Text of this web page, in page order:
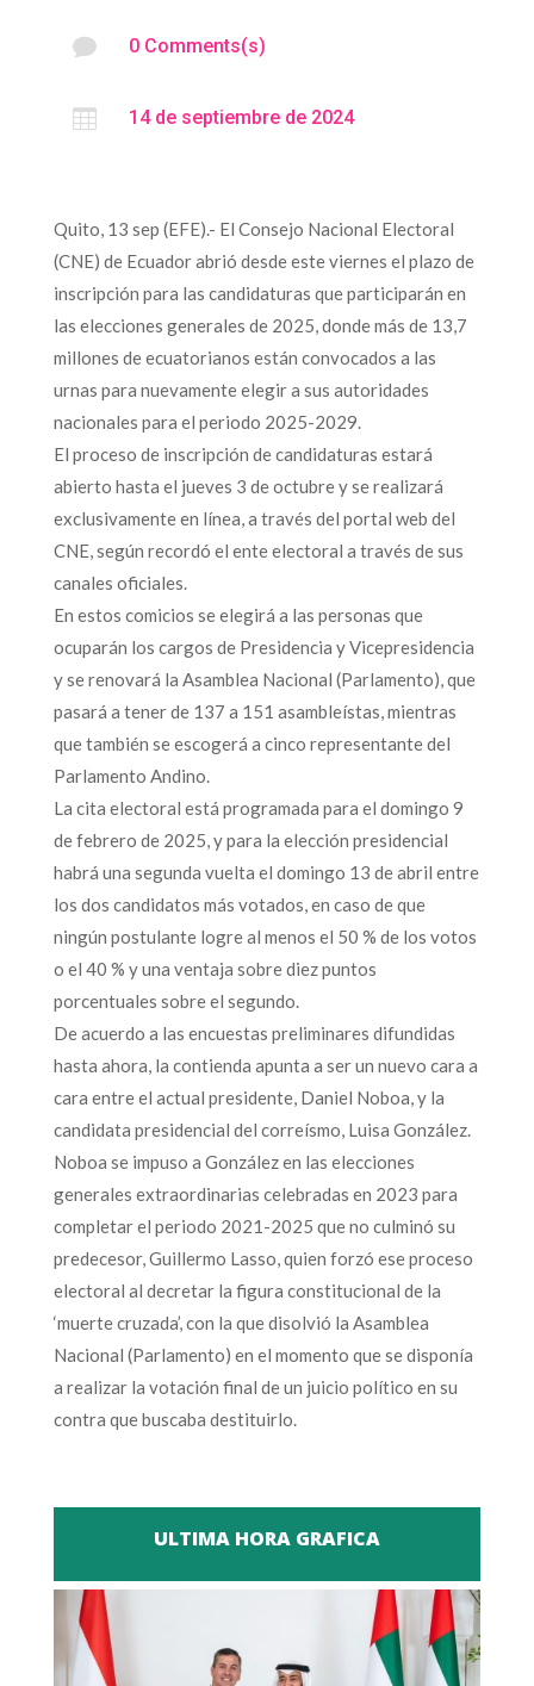
 0 Comments(s)
 14 de septiembre de 2024
Quito, 13 sep (EFE).- El Consejo Nacional Electoral
(CNE) de Ecuador abrió desde este viernes el plazo de
inscripción para las candidaturas que participarán en
las elecciones generales de 2025, donde más de 13,7
millones de ecuatorianos están convocados a las
urnas para nuevamente elegir a sus autoridades
nacionales para el periodo 2025-2029.
El proceso de inscripción de candidaturas estará
abierto hasta el jueves 3 de octubre y se realizará
exclusivamente en línea, a través del portal web del
CNE, según recordó el ente electoral a través de sus
canales oficiales.
En estos comicios se elegirá a las personas que
ocuparán los cargos de Presidencia y Vicepresidencia
y se renovará la Asamblea Nacional (Parlamento), que
pasará a tener de 137 a 151 asambleístas, mientras
que también se escogerá a cinco representante del
Parlamento Andino.
La cita electoral está programada para el domingo 9
de febrero de 2025, y para la elección presidencial
habrá una segunda vuelta el domingo 13 de abril entre
los dos candidatos más votados, en caso de que
ningún postulante logre al menos el 50 % de los votos
o el 40 % y una ventaja sobre diez puntos
porcentuales sobre el segundo.
De acuerdo a las encuestas preliminares difundidas
hasta ahora, la contienda apunta a ser un nuevo cara a
cara entre el actual presidente, Daniel Noboa, y la
candidata presidencial del correísmo, Luisa González.
Noboa se impuso a González en las elecciones
generales extraordinarias celebradas en 2023 para
completar el periodo 2021-2025 que no culminó su
predecesor, Guillermo Lasso, quien forzó ese proceso
electoral al decretar la figura constitucional de la
‘muerte cruzada’, con la que disolvió la Asamblea
Nacional (Parlamento) en el momento que se disponía
a realizar la votación final de un juicio político en su
contra que buscaba destituirlo.
ULTIMA HORA GRAFICA